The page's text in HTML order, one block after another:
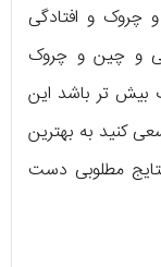
چروک و افتادگی
و چین و چروک
بیش تر باشد این
کنید به بهترین
مطلوبی دست